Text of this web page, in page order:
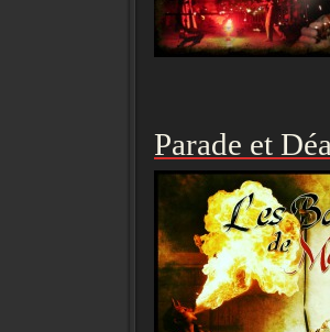
Parade et